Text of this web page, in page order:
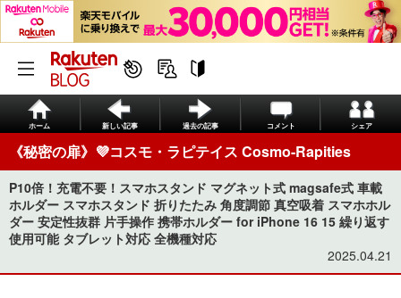
ホーム 新しい記事 過去の記事 コメント シェア
《秘密の扉》💜コスモ・ラピテイス Cosmo-Rapities
P10倍！充電不要！スマホスタンド マグネット式 magsafe式 車載
ホルダー スマホスタンド 折りたたみ 角度調節 真空吸着 スマホホル
ダー 安定性抜群 片手操作 携帯ホルダー for iPhone 16 15 繰り返す
使用可能 タブレット対応 全機種対応
2025.04.21